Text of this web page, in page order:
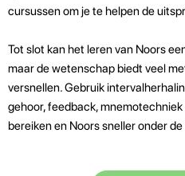
cursussen om je te helpen de
Tot slot kan het leren van Noors
maar de wetenschap biedt veel
versnellen. Gebruik
gehoor, feedback,
bereiken en Noors sneller onder